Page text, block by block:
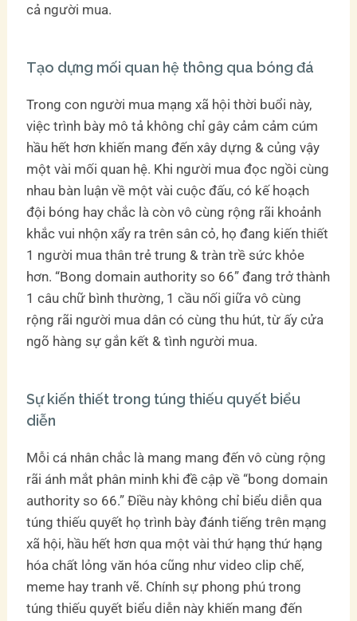
cả người mua.
Tạo dựng mối quan hệ thông qua bóng đá
Trong con người mua mạng xã hội thời buổi này,
việc trình bày mô tả không chỉ gây cảm cảm cúm
hầu hết hơn khiến mang đến xây dựng & củng vậy
một vài mối quan hệ. Khi người mua đọc ngồi cùng
nhau bàn luận về một vài cuộc đấu, có kế hoạch
đội bóng hay chắc là còn vô cùng rộng rãi khoảnh
khắc vui nhộn xẩy ra trên sân cỏ, họ đang kiến thiết
1 người mua thân trẻ trung & tràn trề sức khỏe
hơn. “Bong domain authority so 66” đang trở thành
1 câu chữ bình thường, 1 cầu nối giữa vô cùng
rộng rãi người mua dân có cùng thu hút, từ ấy cửa
ngõ hàng sự gắn kết & tình người mua.
Sự kiến thiết trong túng thiếu quyết biểu
diễn
Mỗi cá nhân chắc là mang mang đến vô cùng rộng
rãi ánh mắt phân minh khi đề cập về “bong domain
authority so 66.” Điều này không chỉ biểu diễn qua
túng thiếu quyết họ trình bày đánh tiếng trên mạng
xã hội, hầu hết hơn qua một vài thứ hạng thứ hạng
hóa chất lỏng văn hóa cũng như video clip chế,
meme hay tranh vẽ. Chính sự phong phú trong
túng thiếu quyết biểu diễn này khiến mang đến